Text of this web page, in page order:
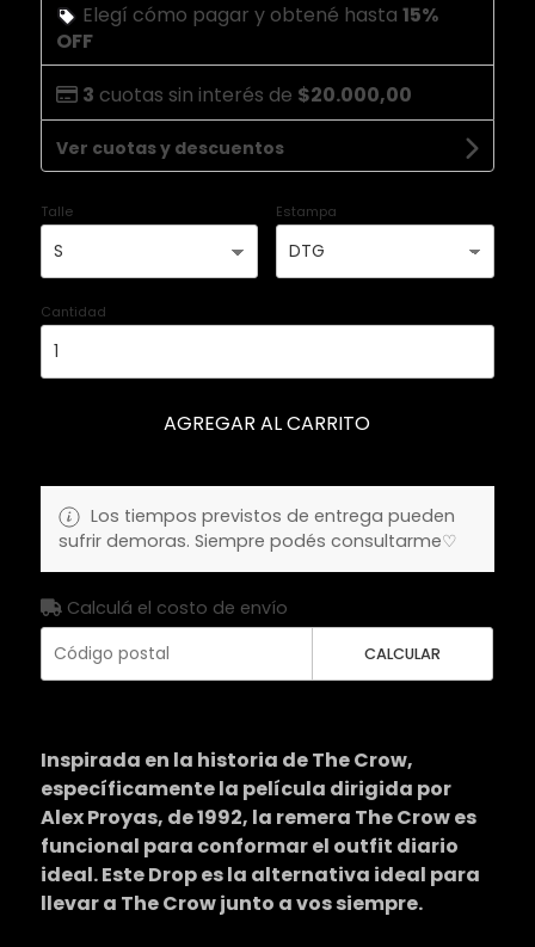
Elegí cómo pagar y obtené hasta 15%
OFF
3 cuotas sin interés de $20.000,00
Ver cuotas y descuentos
Talle Estampa
Cantidad
AGREGAR AL CARRITO
Los tiempos previstos de entrega pueden
sufrir demoras. Siempre podés consultarme♡
Calculá el costo de envío
CALCULAR
Inspirada en la historia de The Crow,
específicamente la película dirigida por
Alex Proyas, de 1992, la remera The Crow es
funcional para conformar el outfit diario
ideal. Este Drop es la alternativa ideal para
llevar a The Crow junto a vos siempre.